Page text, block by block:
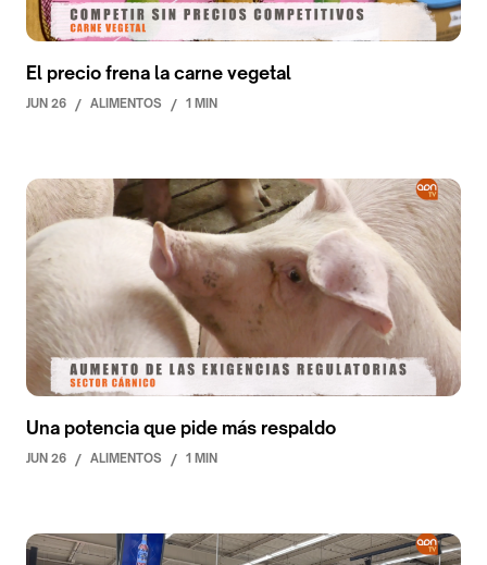
El precio frena la carne vegetal
JUN 26 / ALIMENTOS / 1 MIN
Una potencia que pide más respaldo
JUN 26 / ALIMENTOS / 1 MIN